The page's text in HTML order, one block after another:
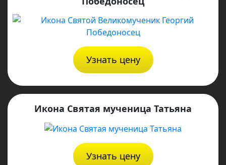
Узнать цену
Икона Святая мученица Татьяна
Узнать цену